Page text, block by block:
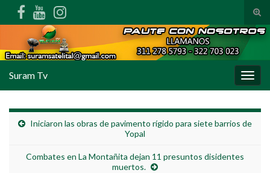
Suram Tv
Iniciaron las obras de pavimento rígido para siete barrios de
Yopal
Combates en La Montañita dejan 11 presuntos disidentes
muertos.